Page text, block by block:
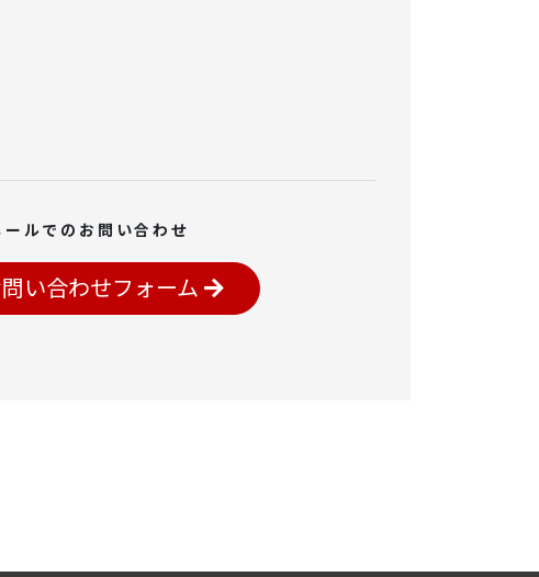
ールでのお問い合わせ
い合わせフォーム